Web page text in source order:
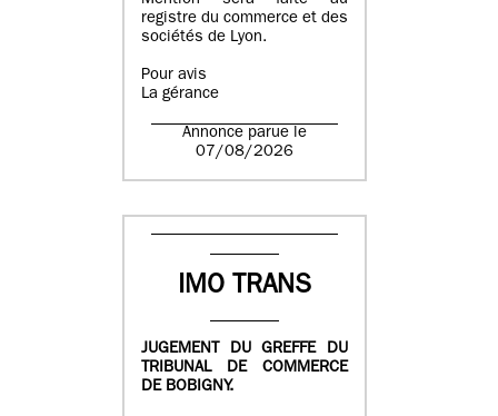
registre du commerce et des
sociétés de Lyon.
Pour avis
La gérance
Annonce parue le
07/08/2026
IMO TRANS
JUGEMENT DU GREFFE DU
TRIBUNAL DE COMMERCE
DE BOBIGNY.